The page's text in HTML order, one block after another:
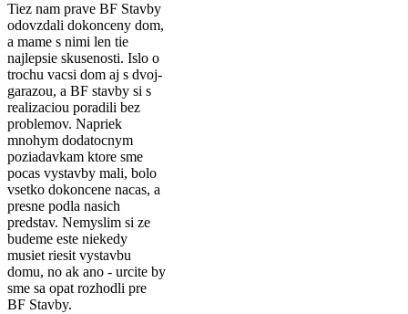
Praktické príslušenstvo a doplnky
Vášzahradny domcek
vašich potrieb. K štandardnej výbave, ako sú
plastové okná, dvere, odkvapový systém či
kompletná elektroinštalácia, ponúkame aj
nadštandardné riešenia:
Odolná podlaha:
štandardnú hydroizoláciu alebo prémiovú
epoxidovú liatu podlahu, ktorá je extrémne
Tiez nam prave BF Stavby
odovzdali dokonceny dom,
a mame s nimi len tie
najlepsie skusenosti. Islo o
trochu vacsi dom aj s dvoj-
garazou, a BF stavby si s
realizaciou poradili bez
problemov. Napriek
mnohym dodatocnym
poziadavkam ktore sme
pocas vystavby mali, bolo
vsetko dokoncene nacas, a
presne podla nasich
predstav. Nemyslim si ze
budeme este niekedy
musiet riesit vystavbu
domu, no ak ano - urcite by
sme sa opat rozhodli pre
BF Stavby.